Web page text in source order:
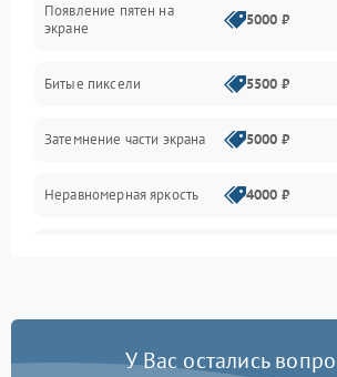
Сигнал и приём каналов
Механические повреждения
Программное обеспечение
Сеть и подключения
Появление пятен на
экране
5000 ₽
Битые пиксели 5500 ₽
Затемнение части экрана 5000 ₽
Неравномерная яркость 4000 ₽
У Вас остались